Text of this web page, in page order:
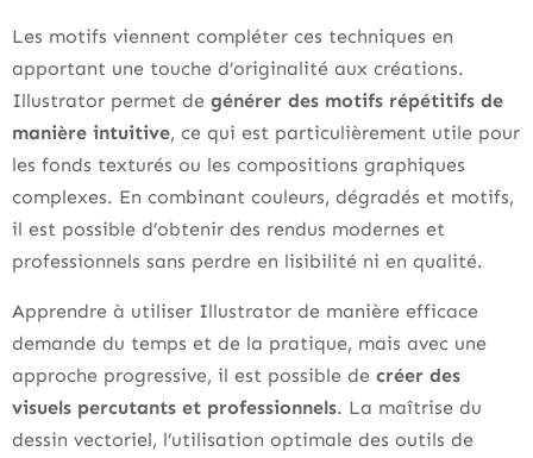
Les motifs viennent compléter ces techniques en
apportant une touche d’originalité aux créations.
Illustrator permet de générer des motifs répétitifs de
manière intuitive, ce qui est particulièrement utile pour
les fonds texturés ou les compositions graphiques
complexes. En combinant couleurs, dégradés et motifs,
il est possible d’obtenir des rendus modernes et
professionnels sans perdre en lisibilité ni en qualité.
Apprendre à utiliser Illustrator de manière efficace
demande du temps et de la pratique, mais avec une
approche progressive, il est possible de créer des
visuels percutants et professionnels. La maîtrise du
dessin vectoriel, l’utilisation optimale des outils de